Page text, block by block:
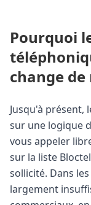
Pourquoi
change de
Jusqu'à présent,
sur une logique
vous appeler
sur la liste
sollicité. Dans
largement